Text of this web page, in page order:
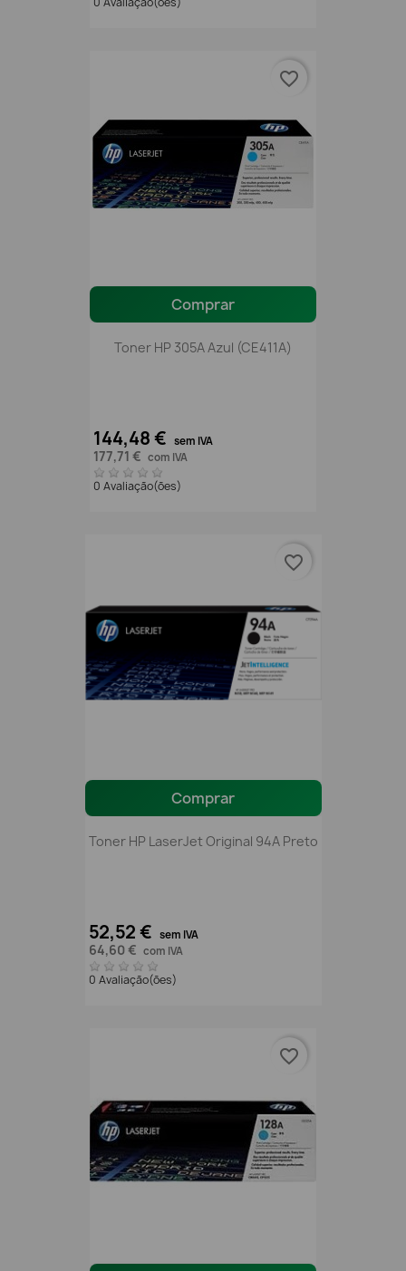
Comprar
Toner HP 305A Azul (CE411A)
144,48 € sem IVA
177,71 € com IVA
0 Avaliação(ões)
favorite_border
Comprar
Toner HP LaserJet Original 94A Preto
52,52 € sem IVA
64,60 € com IVA
0 Avaliação(ões)
favorite_border
favorite_border